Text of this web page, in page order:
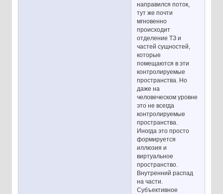
направился поток,
тут же почти
мгновенно
происходит
отделение ТЗ и
частей сущностей,
которые
помещаются в эти
контролируемые
пространства. Но
даже на
человеческом уровне
это не всегда
контролируемые
пространства.
Иногда это просто
формируется
иллюзия и
виртуальное
пространство.
Внутренний распад
на части.
Субъективное